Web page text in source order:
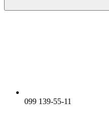
099 139-55-11